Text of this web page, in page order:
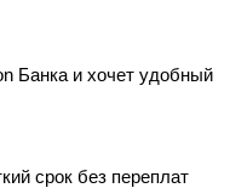
Банка и хочет удобный
срок без переплат